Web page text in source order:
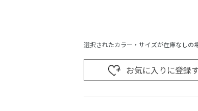
選択されたカラー・サイズが在庫なしの
お気に入りに登録